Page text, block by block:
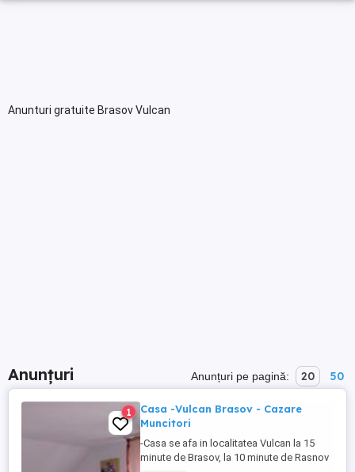
Anunturi gratuite Brasov Vulcan
Anunțuri Anunțuri pe pagină: 20 50
1
Casa -Vulcan Brasov - Cazare
Muncitori
-Casa se afa in localitatea Vulcan la 15
minute de Brasov, la 10 minute de Rasnov